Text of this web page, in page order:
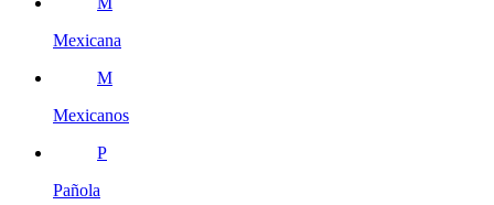
Mexicana
M
Mexicanos
P
Pañola